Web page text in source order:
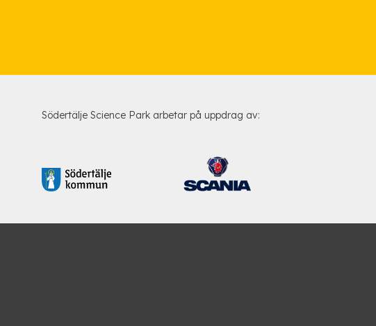
Södertälje Science Park arbetar på uppdrag av: